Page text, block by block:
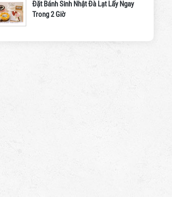
Đặt Bánh Sinh Nhật Đà Lạt Lấy Ngay
Trong 2 Giờ